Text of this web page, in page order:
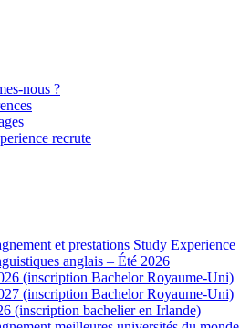
nous ?
recrute
et prestations Study Experience
anglais – Été 2026
(inscription Bachelor Royaume-Uni)
(inscription Bachelor Royaume-Uni)
(inscription bachelier en Irlande)